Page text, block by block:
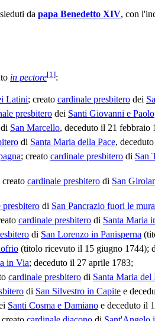
da papa Benedetto XIV, con
in pectore[1]:
Latini; creato cardinale presbitero dei
presbitero dei Santi Giovanni e Paolo
di San Marcello, deceduto il 21 febbraio
di Santa Maria della Pace,
; creato cardinale presbitero di San
creato cardinale presbitero di San
presbitero di San Pancrazio fuori le mura
cardinale presbitero di Santa Maria
di San Lorenzo in Panisperna
(titolo ricevuto il 15 giugno 1744);
in Via; deceduto il 27 aprile 1783;
cardinale presbitero di Santa Maria del
di San Silvestro in Capite e
Santi Cosma e Damiano e deceduto il